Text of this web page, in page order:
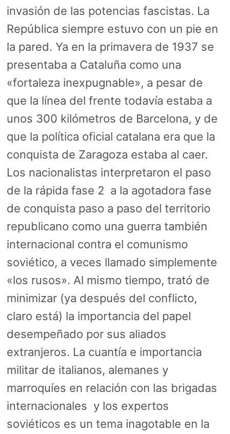
invasión de las potencias fascistas. La
República siempre estuvo con un pie en
la pared. Ya en la primavera de 1937 se
presentaba a Cataluña como una
«fortaleza inexpugnable», a pesar de
que la línea del frente todavía estaba a
unos 300 kilómetros de Barcelona, y de
que la política oficial catalana era que la
conquista de Zaragoza estaba al caer.
Los nacionalistas interpretaron el paso
de la rápida fase 2 a la agotadora fase
de conquista paso a paso del territorio
republicano como una guerra también
internacional contra el comunismo
soviético, a veces llamado simplemente
«los rusos». Al mismo tiempo, trató de
minimizar (ya después del conflicto,
claro está) la importancia del papel
desempeñado por sus aliados
extranjeros. La cuantía e importancia
militar de italianos, alemanes y
marroquíes en relación con las brigadas
internacionales y los expertos
soviéticos es un tema inagotable en la